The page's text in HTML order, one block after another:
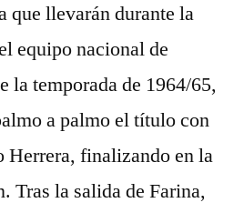
que llevarán durante la
equipo nacional de
la temporada de 1964/65,
a palmo el título con
Herrera, finalizando en la
Tras la salida de Farina,